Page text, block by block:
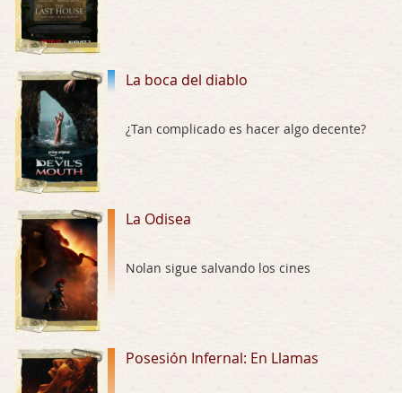
Trance
Por: Luar
El señor de las moscas
Por: Luar
Hungry
Por: Croc
Las 10 películas gore de Almas Oscuras
Por: JORDI CRUYFF
Possession
Por: Chupasangre
La boca del diablo
¿Tan complicado es hacer algo decente?
La Odisea
Nolan sigue salvando los cines
Posesión Infernal: En Llamas